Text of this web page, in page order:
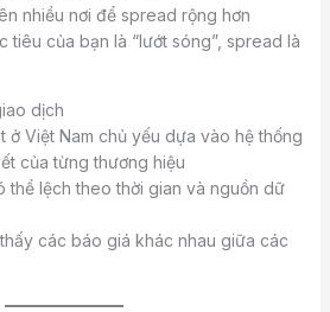
nhiều nơi để spread rộng hơn
tiêu của bạn là “lướt sóng”, spread là
dịch
ở Việt Nam chủ yếu dựa vào hệ thống
của từng thương hiệu
thể lệch theo thời gian và nguồn dữ
các báo giá khác nhau giữa các